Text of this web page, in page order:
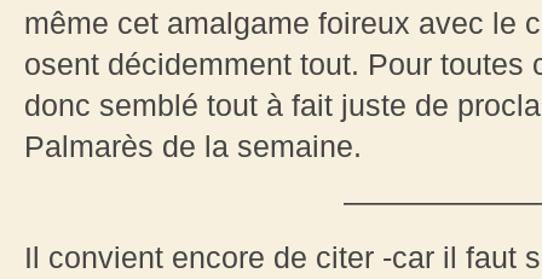
même cet amalgame foireux avec le
osent décidemment tout. Pour
donc semblé tout à fait juste de
Palmarès de la semaine.
Il convient encore de citer -car il faut